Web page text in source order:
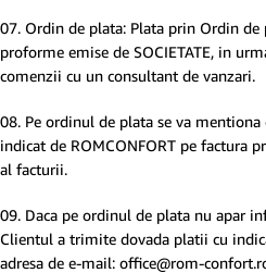
07. Ordin de plata: Plata prin Ordin de
proforme emise de SOCIETATE, in
comenzii cu un consultant de vanzari.
08. Pe ordinul de plata se va
indicat de ROMCONFORT pe factura
al facturii.
09. Daca pe ordinul de plata nu apar
Clientul a trimite dovada platii cu
adresa de e-mail: office@rom-